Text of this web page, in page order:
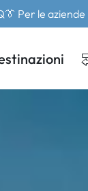
👔 Per le aziende